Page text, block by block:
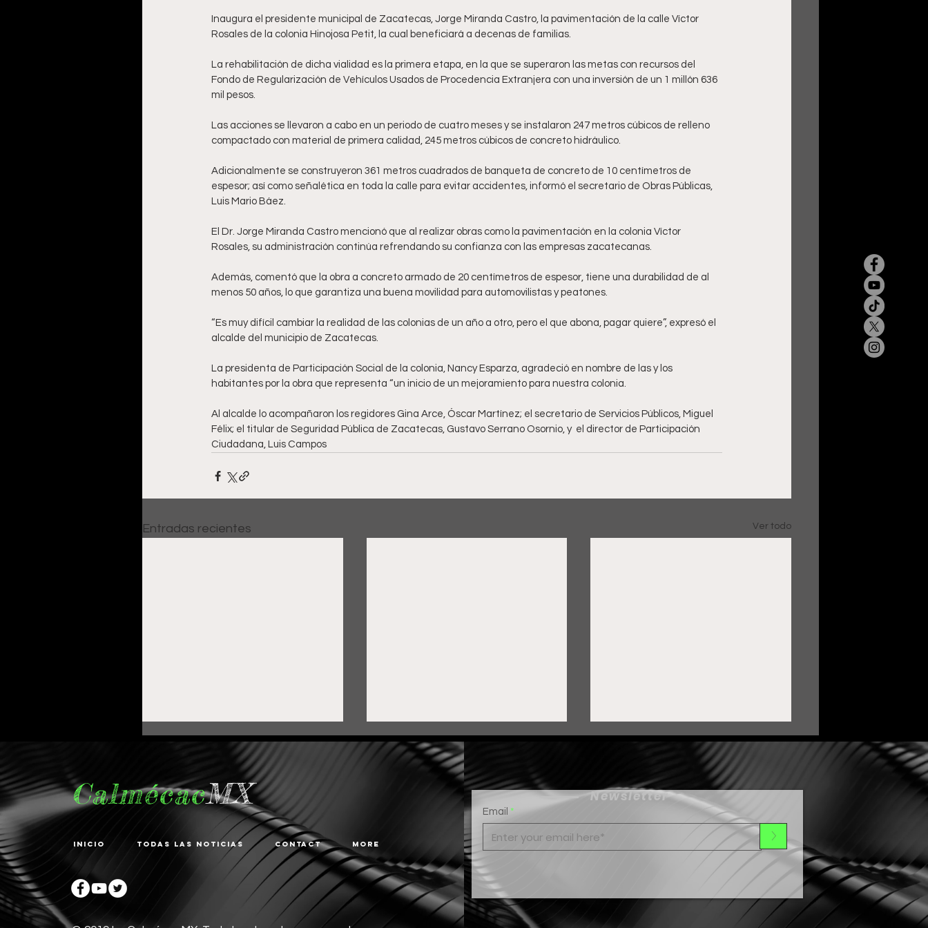
Inaugura el presidente municipal de Zacatecas, Jorge Miranda Castro, la pavimentación de la calle Víctor
Rosales de la colonia Hinojosa Petit, la cual beneficiará a decenas de familias.
La rehabilitación de dicha vialidad es la primera etapa, en la que se superaron las metas con recursos del
Fondo de Regularización de Vehículos Usados de Procedencia Extranjera con una inversión de un 1 millón 636
mil pesos.
Las acciones se llevaron a cabo en un periodo de cuatro meses y se instalaron 247 metros cúbicos de relleno
compactado con material de primera calidad, 245 metros cúbicos de concreto hidráulico.
Adicionalmente se construyeron 361 metros cuadrados de banqueta de concreto de 10 centímetros de
espesor; así como señalética en toda la calle para evitar accidentes, informó el secretario de Obras Públicas,
Luis Mario Báez.
El Dr. Jorge Miranda Castro mencionó que al realizar obras como la pavimentación en la colonia Víctor
Rosales, su administración continúa refrendando su confianza con las empresas zacatecanas.
Además, comentó que la obra a concreto armado de 20 centímetros de espesor, tiene una durabilidad de al
menos 50 años, lo que garantiza una buena movilidad para automovilistas y peatones.
“Es muy difícil cambiar la realidad de las colonias de un año a otro, pero el que abona, pagar quiere”, expresó el
alcalde del municipio de Zacatecas.
La presidenta de Participación Social de la colonia, Nancy Esparza, agradeció en nombre de las y los
habitantes por la obra que representa “un inicio de un mejoramiento para nuestra colonia.
Al alcalde lo acompañaron los regidores Gina Arce, Óscar Martínez; el secretario de Servicios Públicos, Miguel
Félix; el titular de Seguridad Pública de Zacatecas, Gustavo Serrano Osornio, y  el director de Participación
Ciudadana, Luis Campos
Entradas recientes Ver todo
Fortalece Gobierno de
Pepe Saldívar la
educación en La
Gobierno de Pepe Saldívar
y grupo FEMSA generan
más de 3 mil empleos en
Guadalupe
Fortalece Zacatecas lazos
Hermanamiento Cultural
rumbo al Festival de Día
CalmécacMX
Inicio Todas las noticias Contact More
Newsletter
Email
>